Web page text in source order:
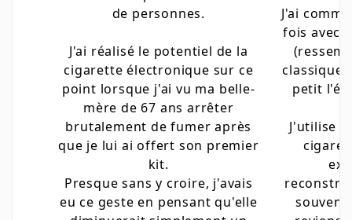
de personnes.
J'ai réalisé le potentiel de la
cigarette électronique sur ce
point lorsque j'ai vu ma belle-
mère de 67 ans arrêter
brutalement de fumer après
que je lui ai offert son premier
kit.
Presque sans y croire, j'avais
eu ce geste en pensant qu'elle
J'ai
fois avec
petit
J'utilise
souvent